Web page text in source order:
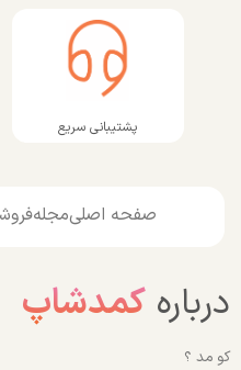
پشتیبانی سریع
صفحه اصلیمجله
درباره کمدشاپ
کو مد ؟